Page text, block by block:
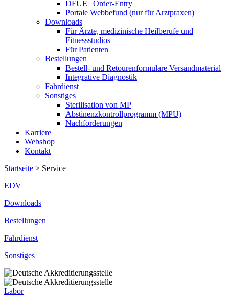
DFUE | Order-Entry
Portale Webbefund (nur für Arztpraxen)
Downloads
Für Ärzte, medizinische Heilberufe und
Fitnessstudios
Für Patienten
Bestellungen
Bestell- und Retourenformulare Versandmaterial
Integrative Diagnostik
Fahrdienst
Sonstiges
Sterilisation von MP
Abstinenzkontrollprogramm (MPU)
Nachforderungen
Karriere
Webshop
Kontakt
Startseite > Service
EDV
Downloads
Bestellungen
Fahrdienst
Sonstiges
Labor